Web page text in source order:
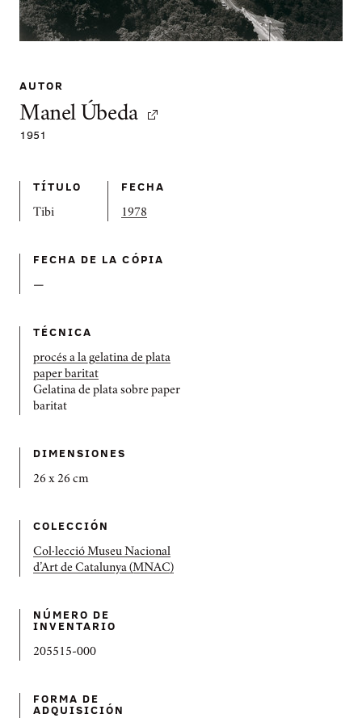
AUTOR
Manel Úbeda
1951
TÍTULO
Tibi
FECHA
1978
FECHA DE LA CÓPIA
—
TÉCNICA
procés a la gelatina de plata
paper baritat
Gelatina de plata sobre paper
baritat
DIMENSIONES
26 x 26 cm
COLECCIÓN
Col·lecció Museu Nacional
d’Art de Catalunya (MNAC)
NÚMERO DE
INVENTARIO
205515-000
FORMA DE
ADQUISICIÓN